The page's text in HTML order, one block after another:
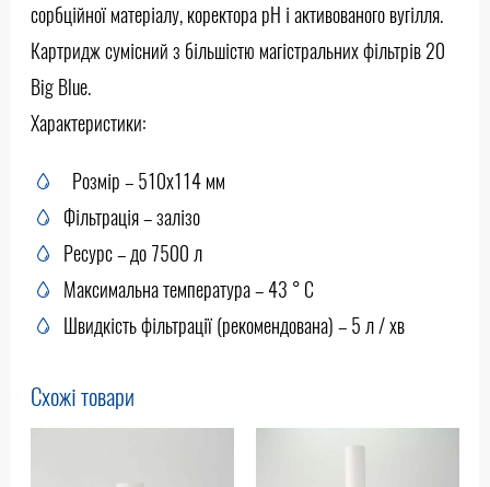
сорбційної матеріалу, коректора рН і активованого вугілля.
Картридж сумісний з більшістю магістральних фільтрів 20
Big Blue.
Характеристики:
Розмір – 510х114 мм
Фільтрація – залізо
Ресурс – до 7500 л
Максимальна температура – 43 ° С
Швидкість фільтрації (рекомендована) – 5 л / хв
Схожі товари